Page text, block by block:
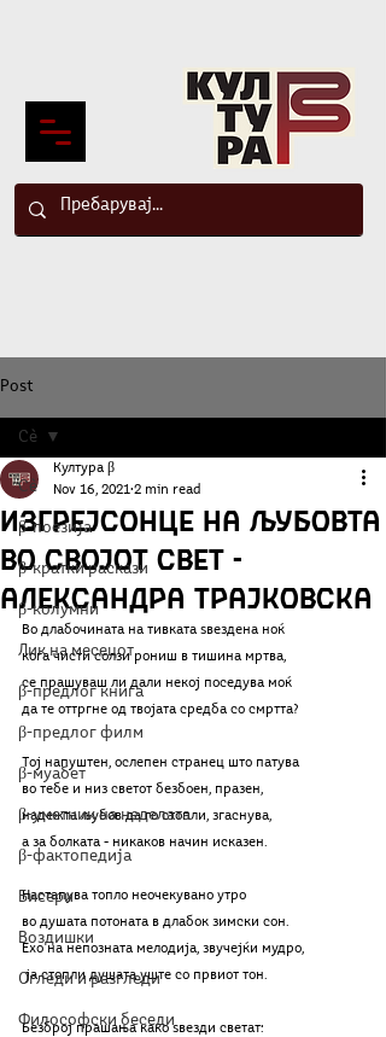
Post
Сè
β-поезија
β-кратки раскази
β-колумни
Лик на месецот
β-предлог книга
β-предлог филм
β-муабет
β-уметник на неделата
β-фактопедија
Бисери
Воздишки
Огледи и разгледи
Философски беседи
Сè
Изгрејсонце на љубовта
во својот свет -
Александра Трајковска
Култура β
Nov 16, 2021 2 min read
Во длабочината на тивката ѕвездена ноќ
кога чисти солзи рониш в тишина мртва,
се прашуваш ли дали некој поседува моќ
да те оттргне од твојата средба со смртта?
Тој напуштен, ослепен странец што патува
во тебе и низ светот безбоен, празен,
надежта љубов да го стопли, згаснува,
а за болката - никаков начин исказен.
Настапува топло неочекувано утро
во душата потоната в длабок зимски сон.
Ехо на непозната мелодија, звучејќи мудро,
ја стопли душата уште со првиот тон.
Безброј прашања како ѕвезди светат: